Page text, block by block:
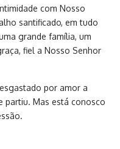
com Nosso
santificado, em tudo
grande família, um
fiel a Nosso Senhor
por amor a
partiu. Mas está conosco